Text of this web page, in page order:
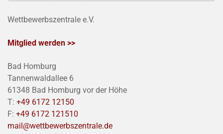
Wettbewerbszentrale e.V.
Mitglied werden >>
Bad Homburg
Tannenwaldallee 6
61348 Bad Homburg vor der Höhe
T: +49 6172 12150
F: +49 6172 121510
mail@wettbewerbszentrale.de